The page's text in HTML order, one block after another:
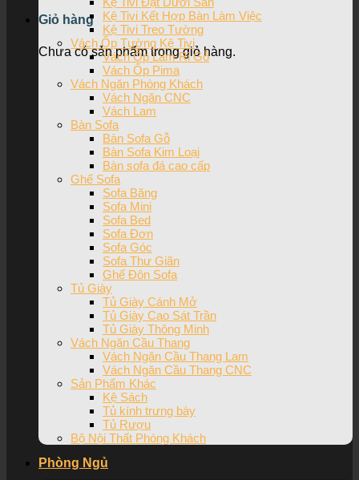
Giỏ hàng
Chưa có sản phẩm trong giỏ hàng.
Kệ Tivi Kết Hợp Bàn Làm Việc
Kệ Tivi Treo Tường
Vách Ốp Tường Kệ Tivi
Vách Ốp Lam Ri Gỗ
Vách Ốp Pima
Vách Ngăn Phòng Khách
Vách Ngăn CNC
Vách Lam
Bàn Sofa
Bàn Sofa Gỗ
Bàn Sofa Kim Loại
Bàn sofa đá cao cấp
Ghế Sofa
Sofa Băng
Sofa Mini
Sofa Bed
Sofa Đơn
Sofa Góc
Sofa Thư Giãn
Ghế Đôn Sofa
Tủ Giày
Tủ Giày Cánh Mở
Tủ Giày Cao Sát Trần
Tủ Giày Thông Minh
Vách Ngăn Cầu Thang
Vách Ngăn Cầu Thang Lam
Vách Ngăn Cầu Thang CNC
Sản Phẩm Khác
Kệ Sách
Tủ kính trưng bày
Tủ Rượu
Bộ Nội Thất Phòng Khách
Phòng Ngủ